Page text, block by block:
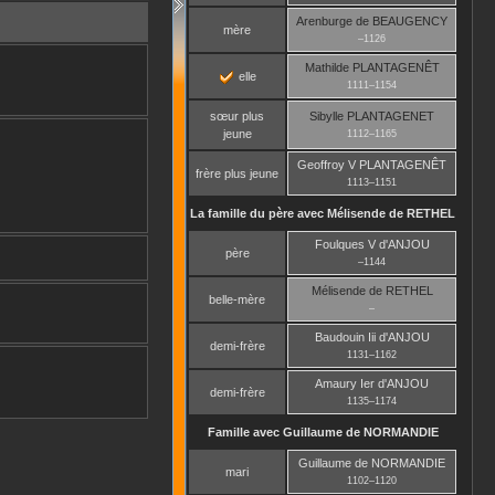
mère
Arenburge de BEAUGENCY
–1126
elle
MathildePLANTAGENÊT
1111–1154
sœur plus
jeune
Sibylle PLANTAGENET
1112–1165
frère plus jeune
Geoffroy V PLANTAGENÊT
1113–1151
La famille du père avec Mélisende de RETHEL
père
Foulques Vd'ANJOU
–1144
belle-mère
Mélisendede RETHEL
–
demi-frère
Baudouin Iiid'ANJOU
1131–1162
demi-frère
Amaury Ier d'ANJOU
1135–1174
Famille avec Guillaumede NORMANDIE
mari
Guillaume de NORMANDIE
1102–1120